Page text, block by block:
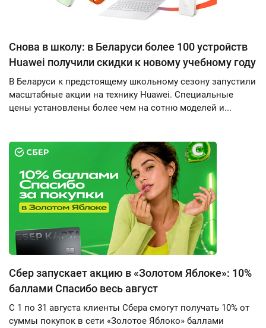
Снова в школу: в Беларуси более 100 устройств
Huawei получили скидки к новому учебному году
В Беларуси к предстоящему школьному сезону запустили
масштабные акции на технику Huawei. Специальные
цены установлены более чем на сотню моделей и...
Сбер запускает акцию в «Золотом Яблоке»: 10%
баллами Спасибо весь август
С 1 по 31 августа клиенты Сбера смогут получать 10% от
суммы покупок в сети «Золотое Яблоко» баллами